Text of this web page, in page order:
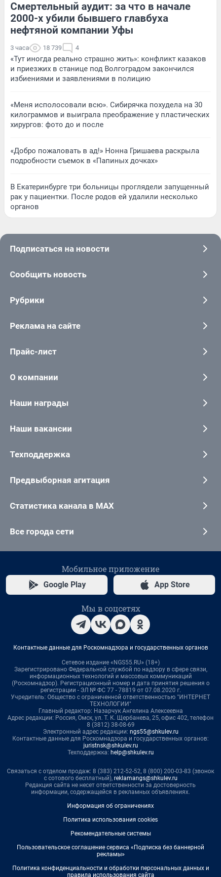
Смертельный аудит: за что в начале
2000-х убили бывшего главбуха
нефтяной компании Уфы
3 часа 18 739 4
«Тут иногда реально страшно жить»: конфликт казаков
и приезжих в станице под Волгоградом закончился
избиениями и заявлениями в полицию
«Меня исполосовали всю». Сибирячка похудела на 30
килограммов и выиграла преображение у пластических
хирургов: фото до и после
«Добро пожаловать в ад!» Нонна Гришаева раскрыла
подробности съемок в «Папиных дочках»
В Екатеринбурге три больницы проглядели запущенный
рак у пациентки. После родов ей удалили несколько
органов
Подписаться на новости
Сообщить новость
Рубрики
Реклама на сайте
Прайс-лист
О компании
Наши награды
Наши вакансии
Техподдержка
Предвыборная агитация
Статистика канала в MAX
Все города сети
Мобильное приложение
Google Play App Store
Мы в соцсетях
Контактные данные для Роскомнадзора и государственных органов
Сетевое издание «NGS55.RU» (18+)
Зарегистрировано Федеральной службой по надзору в сфере связи,
информационных технологий и массовых коммуникаций
(Роскомнадзор). Регистрационный номер и дата принятия решения о
регистрации - ЭЛ № ФС 77 - 78819 от 07.08.2020 г.
Учредитель: Общество с ограниченной ответственностью "ИНТЕРНЕТ
ТЕХНОЛОГИИ"
Главный редактор: Назарчук Ангелина Алексеевна
Адрес редакции: Россия, Омск, ул. Т. К. Щербанева, 25, офис 402, телефон
8 (3812) 38-08-69
Электронный адрес редакции: ngs55@shkulev.ru
Контактные данные для Роскомнадзора и государственных органов:
juristnsk@shkulev.ru
Техподдержка: help@shkulev.ru
Связаться с отделом продаж: 8 (383) 212-52-52, 8 (800) 200-03-83 (звонок
с сотового бесплатный), reklamangs@shkulev.ru
Редакция сайта не несет ответственности за достоверность
информации, содержащейся в рекламных объявлениях.
Информация об ограничениях
Политика использования cookies
Рекомендательные системы
Пользовательское соглашение сервиса «Подписка без баннерной
рекламы»
Политика конфиденциальности и обработки персональных данных и
правила использования сайта